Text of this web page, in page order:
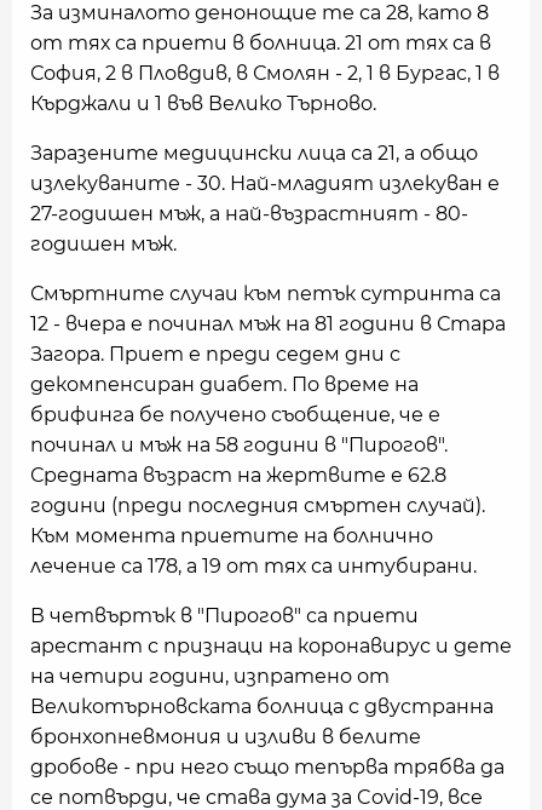
За изминалото денонощие те са 28, като 8
от тях са приети в болница. 21 от тях са в
София, 2 в Пловдив, в Смолян - 2, 1 в Бургас, 1 в
Кърджали и 1 във Велико Търново.
Заразените медицински лица са 21, а общо
излекуваните - 30. Най-младият излекуван е
27-годишен мъж, а най-възрастният - 80-
годишен мъж.
Смъртните случаи към петък сутринта са
12 - вчера е починал мъж на 81 години в Стара
Загора. Приет е преди седем дни с
декомпенсиран диабет. По време на
брифинга бе получено съобщение, че е
починал и мъж на 58 години в "Пирогов".
Средната възраст на жертвите е 62.8
години (преди последния смъртен случай).
Към момента приетите на болнично
лечение са 178, а 19 от тях са интубирани.
В четвъртък в "Пирогов" са приети
арестант с признаци на коронавирус и дете
на четири години, изпратено от
Великотърновската болница с двустранна
бронхопневмония и изливи в белите
дробове - при него също тепърва трябва да
се потвърди, че става дума за Covid-19, все